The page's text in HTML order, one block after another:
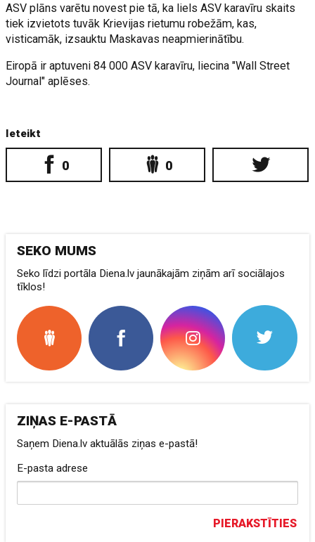
ASV plāns varētu novest pie tā, ka liels ASV karavīru skaits
tiek izvietots tuvāk Krievijas rietumu robežām, kas,
visticamāk, izsauktu Maskavas neapmierinātību.
Eiropā ir aptuveni 84 000 ASV karavīru, liecina "Wall Street
Journal" aplēses.
Ieteikt
0 0
SEKO MUMS
Seko līdzi portāla Diena.lv jaunākajām ziņām arī sociālajos
tīklos!
ZIŅAS E-PASTĀ
Saņem Diena.lv aktuālās ziņas e-pastā!
E-pasta adrese
PIERAKSTĪTIES